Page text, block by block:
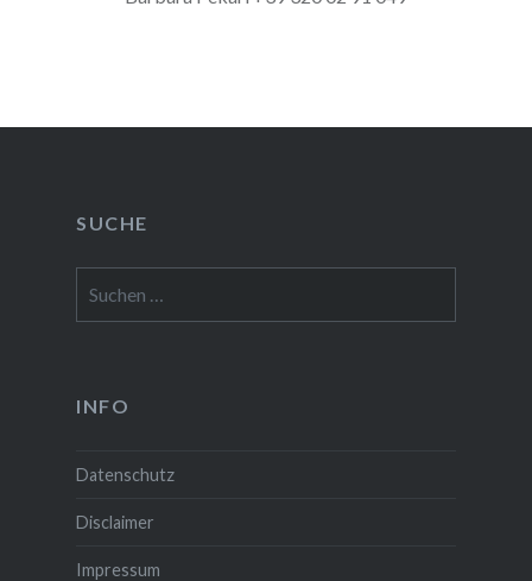
SUCHE
nach:
INFO
Datenschutz
Disclaimer
Impressum